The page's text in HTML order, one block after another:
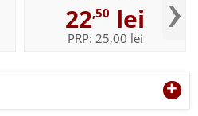
+
22,50 lei
PRP: 25,00 lei